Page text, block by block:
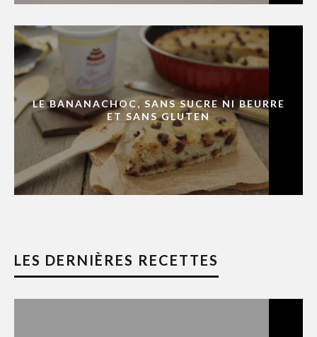
LE BANANACHOC, SANS SUCRE NI BEURRE
ET SANS GLUTEN
LES DERNIÈRES RECETTES